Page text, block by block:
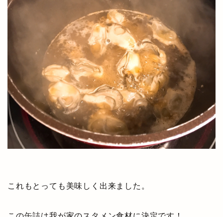
これもとっても美味しく出来ました。